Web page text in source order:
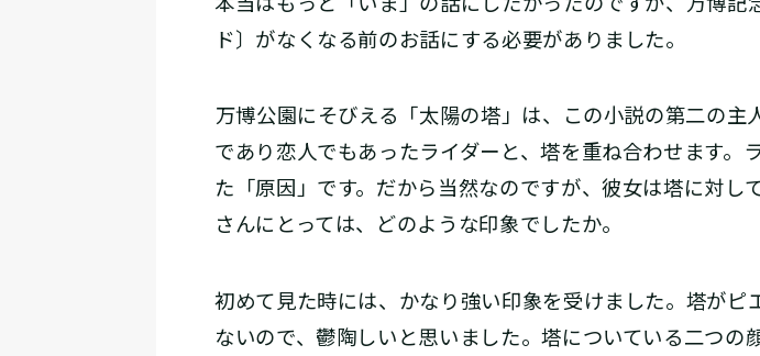
ド〕がなくなる前のお話にする必要がありました。
――万博公園にそびえる「太陽の塔」は、この小説の第二の
であり恋人でもあったライダーと、塔を重ね合わせます。
た「原因」です。だから当然なのですが、彼女は塔に対
さんにとっては、どのような印象でしたか。
初めて見た時には、かなり強い印象を受けました。塔が
ないので、鬱陶しいと思いました。塔についている二つ